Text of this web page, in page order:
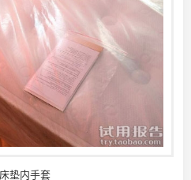
床垫内手套